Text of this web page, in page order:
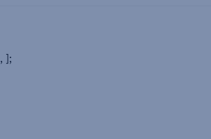
, ];